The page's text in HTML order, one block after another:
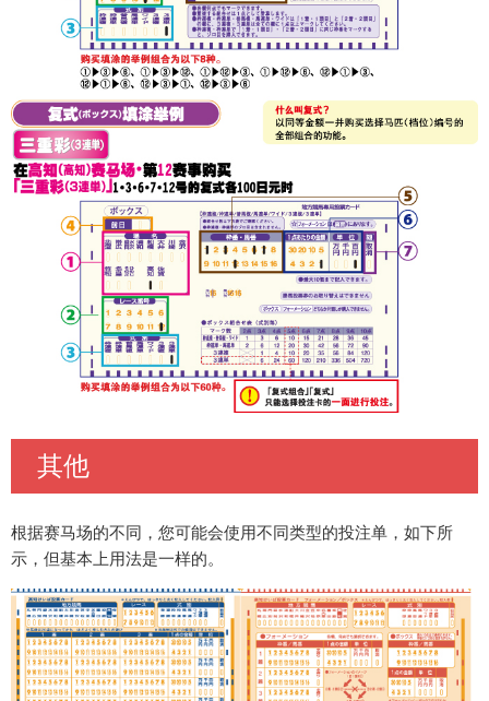
其他
根据赛马场的不同，您可能会使用不同类型的投注单，如下所
示，但基本上用法是一样的。